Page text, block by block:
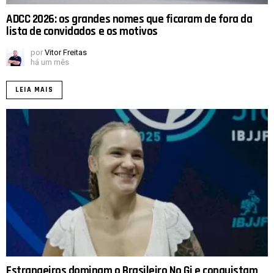
ADCC 2026: os grandes nomes que ficaram de fora da
lista de convidados e os motivos
por Vitor Freitas
há um mês
LEIA MAIS